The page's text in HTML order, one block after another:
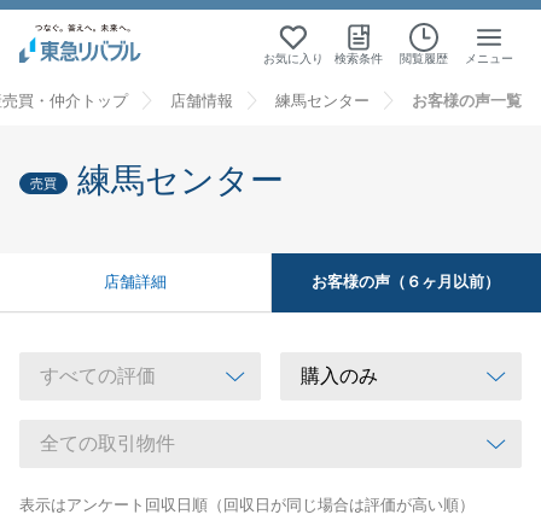
お気に入り 検索条件 閲覧履歴 メニュー
買・仲介トップ 店舗情報 練馬センター お客様の声一覧
売買 練馬センター
店舗詳細 お客様の声（６ヶ月以前）
表示はアンケート回収日順（回収日が同じ場合は評価が高い順）